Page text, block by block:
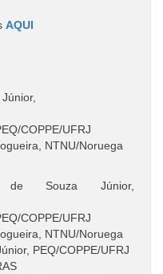
AQUI
COPPE/UFRJ
NTNU/Noruega
de Souza Júnior,
COPPE/UFRJ
NTNU/Noruega
PEQ/COPPE/UFRJ